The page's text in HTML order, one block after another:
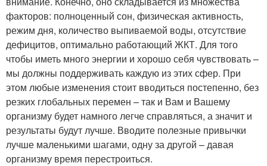
факторов: полноценный сон, физическая активность,
режим дня, количество выпиваемой воды, отсутствие
дефицитов, оптимально работающий ЖКТ. Для того
чтобы иметь много энергии и хорошо себя чувствовать –
мы должны поддерживать каждую из этих сфер. При
этом любые изменения стоит вводиться постепенно, без
резких глобальных перемен – так и Вам и Вашему
организму будет намного легче справляться, а значит и
результаты будут лучше. Вводите полезные привычки
лучше маленькими шагами, одну за другой – давая
организму время перестроиться.